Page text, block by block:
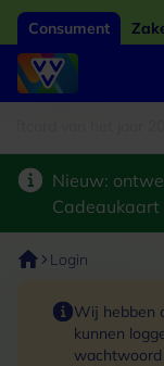
Consument
Nieuw:
Cadeaukaart
Login
Wij hebben
kunnen
wachtwoord